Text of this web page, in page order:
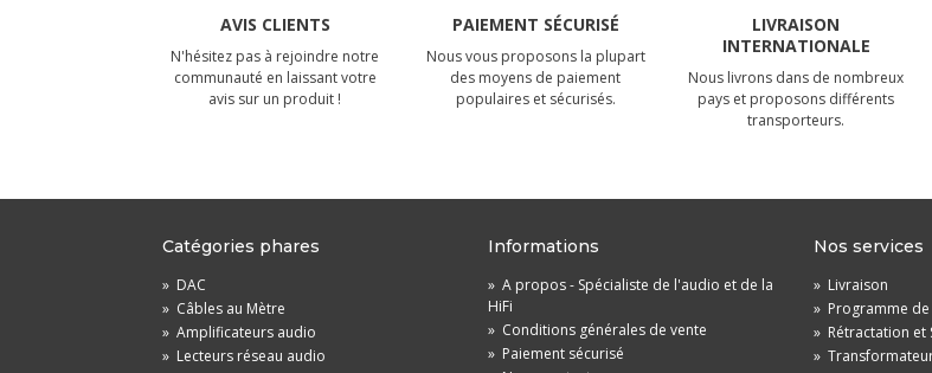
AVIS CLIENTS
N'hésitez pas à rejoindre notre
communauté en laissant votre
avis sur un produit !
PAIEMENT SÉCURISÉ
Nous vous proposons la plupart
des moyens de paiement
populaires et sécurisés.
LIVRAISON
INTERNATIONALE
Nous livrons dans de nombreux
pays et proposons différents
transporteurs.
Catégories phares
» DAC
» Câbles au Mètre
» Amplificateurs audio
» Lecteurs réseau audio
Informations
» A propos - Spécialiste de l'audio et de la
HiFi
» Conditions générales de vente
» Paiement sécurisé
Nos services
» Livraison
» Programme
» Rétractation et
»